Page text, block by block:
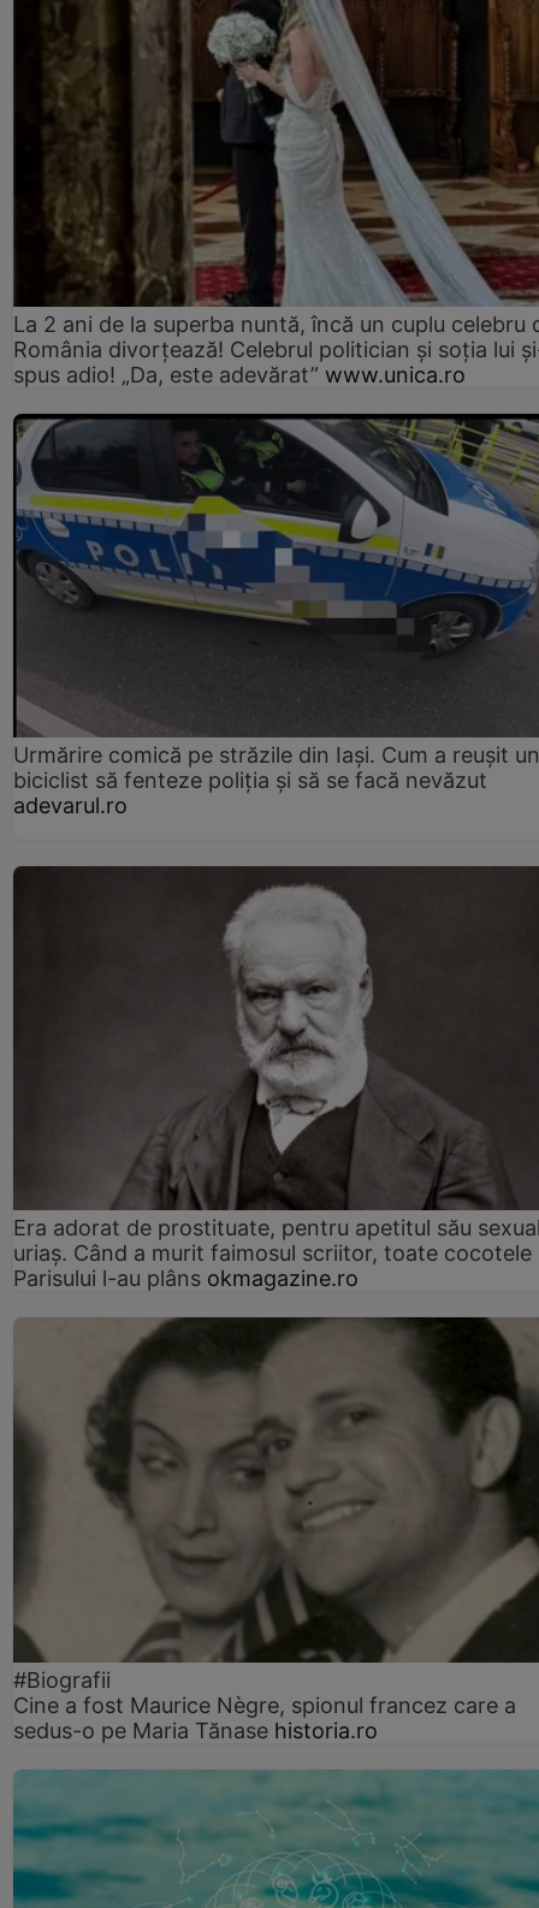
La 2 ani de la superba nuntă, încă un cuplu celebru
România divorțează! Celebrul politician și soția lui
spus adio! „Da, este adevărat” www.unica.ro
Urmărire comică pe străzile din Iași. Cum a reușit un
biciclist să fenteze poliția și să se facă nevăzut
adevarul.ro
Era adorat de prostituate, pentru apetitul său
uriaș. Când a murit faimosul scriitor, toate cocotele
Parisului l-au plâns okmagazine.ro
#Biografii
Cine a fost Maurice Nègre, spionul francez care a
sedus-o pe Maria Tănase historia.ro